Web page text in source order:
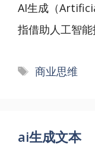
AI生成（
指借助人工智能
标
商业思维
ai生成文本